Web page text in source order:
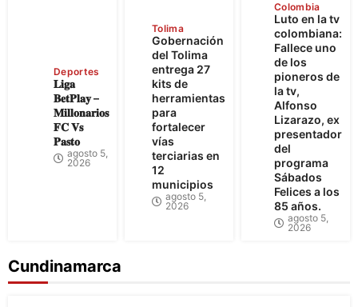
Deportes
𝐋𝐢𝐠𝐚
𝐁𝐞𝐭𝐏𝐥𝐚𝐲 –
𝐌𝐢𝐥𝐥𝐨𝐧𝐚𝐫𝐢𝐨𝐬
𝐅𝐂 𝐕𝐬
𝐏𝐚𝐬𝐭𝐨
agosto 5,
2026
Tolima
Gobernación
del Tolima
entrega 27
kits de
herramientas
para
fortalecer
vías
terciarias en
12
municipios
agosto 5,
2026
Colombia
Luto en la tv
colombiana:
Fallece uno
de los
pioneros de
la tv,
Alfonso
Lizarazo, ex
presentador
del
programa
Sábados
Felices a los
85 años.
agosto 5,
2026
Cundinamarca
Bogotá Cundinamarca